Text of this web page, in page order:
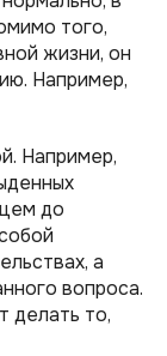
того,
жизни, он
Например,
Например,
до
а
вопроса.
делать то,